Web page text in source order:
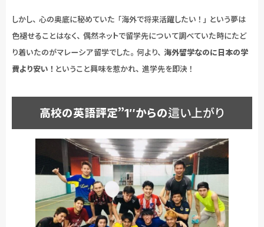
しかし、心の奥底に秘めていた「海外で将来活躍したい！」という夢は
色褪せることはなく、偶然ネットで留学先について調べていた時にたど
り着いたのがマレーシア留学でした。何より、 海外留学なのに日本の学
費より安い！ ということ興味を惹かれ、進学先を即決！
高校の英語評定”1″からの這い上がり